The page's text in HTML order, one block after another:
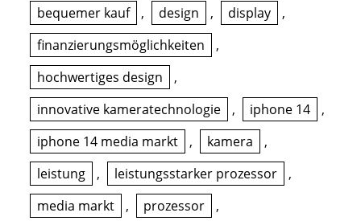
bequemer kauf
, design , display
,
finanzierungsmöglichkeiten
,
hochwertiges design
,
innovative kameratechnologie
, iphone 14
,
iphone 14 media markt
, kamera
,
leistung
, leistungsstarker prozessor
,
media markt
, prozessor
,